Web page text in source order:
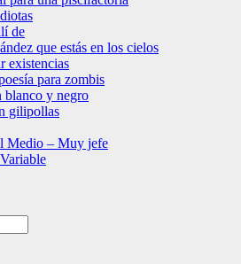
de
que estás en los cielos
existencias
para zombis
blanco y negro
gilipollas
Medio – Muy jefe